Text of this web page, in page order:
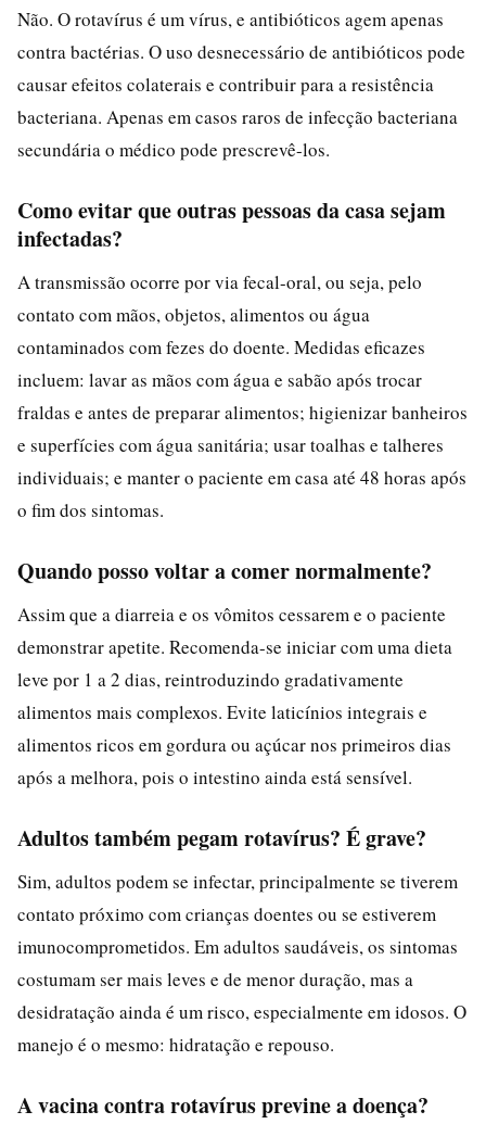
Não. O rotavírus é um vírus, e antibióticos agem apenas
contra bactérias. O uso desnecessário de antibióticos pode
causar efeitos colaterais e contribuir para a resistência
bacteriana. Apenas em casos raros de infecção bacteriana
secundária o médico pode prescrevê-los.
Como evitar que outras pessoas da casa sejam
infectadas?
A transmissão ocorre por via fecal-oral, ou seja, pelo
contato com mãos, objetos, alimentos ou água
contaminados com fezes do doente. Medidas eficazes
incluem: lavar as mãos com água e sabão após trocar
fraldas e antes de preparar alimentos; higienizar banheiros
e superfícies com água sanitária; usar toalhas e talheres
individuais; e manter o paciente em casa até 48 horas após
o fim dos sintomas.
Quando posso voltar a comer normalmente?
Assim que a diarreia e os vômitos cessarem e o paciente
demonstrar apetite. Recomenda-se iniciar com uma dieta
leve por 1 a 2 dias, reintroduzindo gradativamente
alimentos mais complexos. Evite laticínios integrais e
alimentos ricos em gordura ou açúcar nos primeiros dias
após a melhora, pois o intestino ainda está sensível.
Adultos também pegam rotavírus? É grave?
Sim, adultos podem se infectar, principalmente se tiverem
contato próximo com crianças doentes ou se estiverem
imunocomprometidos. Em adultos saudáveis, os sintomas
costumam ser mais leves e de menor duração, mas a
desidratação ainda é um risco, especialmente em idosos. O
manejo é o mesmo: hidratação e repouso.
A vacina contra rotavírus previne a doença?